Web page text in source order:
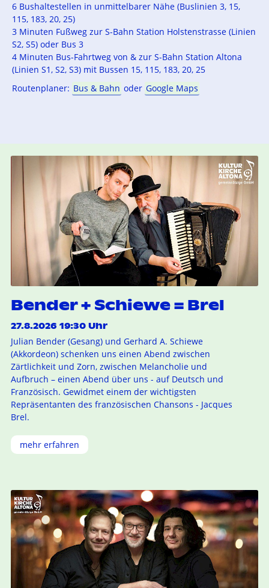
6 Bushaltestellen in unmittelbarer Nähe (Buslinien 3, 15,
115, 183, 20, 25)
3 Minuten Fußweg zur S-Bahn Station Holstenstrasse (Linien
S2, S5) oder Bus 3
4 Minuten Bus-Fahrtweg von & zur S-Bahn Station Altona
(Linien S1, S2, S3) mit Bussen 15, 115, 183, 20, 25
Routenplaner: Bus & Bahn oder Google Maps
Bender + Schiewe = Brel
27.8.2026 19:30 Uhr
Julian Bender (Gesang) und Gerhard A. Schiewe
(Akkordeon) schenken uns einen Abend zwischen
Zärtlichkeit und Zorn, zwischen Melancholie und
Aufbruch – einen Abend über uns - auf Deutsch und
Französisch. Gewidmet einem der wichtigsten
Repräsentanten des französischen Chansons - Jacques
Brel.
mehr erfahren